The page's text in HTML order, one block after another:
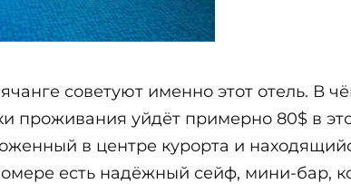
советуют именно этот отель. В
проживания уйдёт примерно 80$ в
в центре курорта и
есть надёжный сейф, мини-бар,